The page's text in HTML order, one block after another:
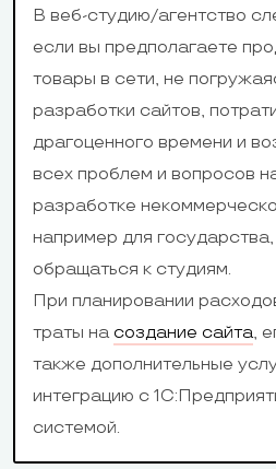
Ecwid,
Booster,
Callback,
Get
DropBox
Pluto,
Домен
Нельзя
тарифе,
и
В веб-студию/агентство
если вы предполагаете
товары в сети, не
разработки сайтов,
драгоценного времени и
всех проблем и вопросов
разработке
например для
обращаться к студиям.
При планировании
траты на создание сайта,
также дополнительные
интеграцию с
системой.